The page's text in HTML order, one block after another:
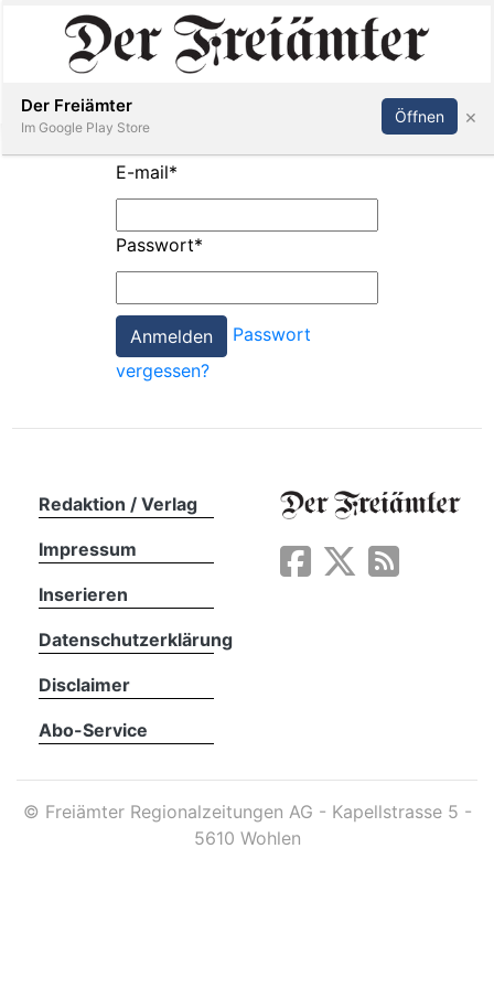
Paper
App
Inserieren Abonnieren Anmelden
E-mail*
Passwort*
Passwort
vergessen?
Redaktion / Verlag
Impressum
Inserieren
Datenschutzerklärung
Disclaimer
Abo-Service
© Freiämter Regionalzeitungen AG - Kapellstrasse 5 -
5610 Wohlen
Der Freiämter
Im Google Play Store
Öffnen ×